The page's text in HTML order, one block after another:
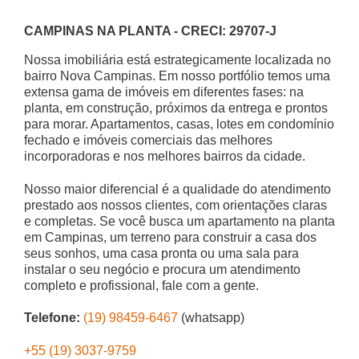
CAMPINAS NA PLANTA - CRECI: 29707-J
Nossa imobiliária está estrategicamente localizada no
bairro Nova Campinas. Em nosso portfólio temos uma
extensa gama de imóveis em diferentes fases: na
planta, em construção, próximos da entrega e prontos
para morar. Apartamentos, casas, lotes em condomínio
fechado e imóveis comerciais das melhores
incorporadoras e nos melhores bairros da cidade.
Nosso maior diferencial é a qualidade do atendimento
prestado aos nossos clientes, com orientações claras
e completas. Se você busca um apartamento na planta
em Campinas, um terreno para construir a casa dos
seus sonhos, uma casa pronta ou uma sala para
instalar o seu negócio e procura um atendimento
completo e profissional, fale com a gente.
Telefone: (19) 98459-6467 (whatsapp)
+55 (19) 3037-9759